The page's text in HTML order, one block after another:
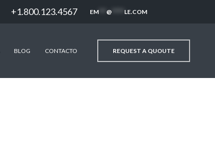
+1.800.123.4567 EM*** @***** LE.COM
BLOG CONTACTO REQUEST A QUOUTE